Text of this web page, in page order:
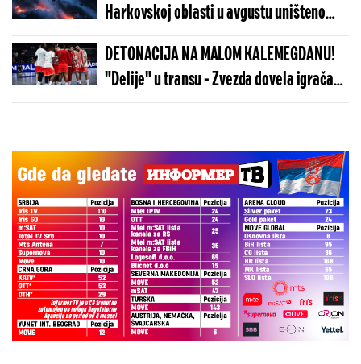
Harkovskoj oblasti u avgustu uništeno
više od 100 „baba jaga“
DETONACIJA NA MALOM KALEMEGDANU!
"Delije" u transu - Zvezda dovela igrača
Real Madrida!